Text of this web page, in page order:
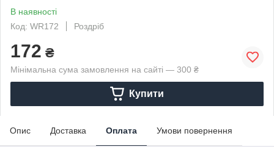
В наявності
Код: WR172
Роздріб
172 ₴
Мінімальна сума замовлення на сайті — 300 ₴
Купити
Опис Доставка Оплата Умови повернення